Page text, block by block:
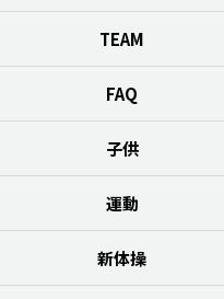
TEAM
FAQ
子供
運動
新体操